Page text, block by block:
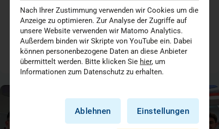
für Allgemein- und Viszeralchirurgie (DGAV)…
ChirurgieMedizin + Versorgung
05.07.2026
Nach Ihrer Zustimmung verwenden wir Cookies um die
Anzeige zu optimieren. Zur Analyse der Zugriffe auf
unsere Website verwenden wir Matomo Analytics.
Außerdem binden wir Skripte von YouTube ein. Dabei
können personenbezogene Daten an diese Anbieter
übermittelt werden. Bitte klicken Sie hier, um
Informationen zum Datenschutz zu erhalten.
Ablehnen Einstellungen